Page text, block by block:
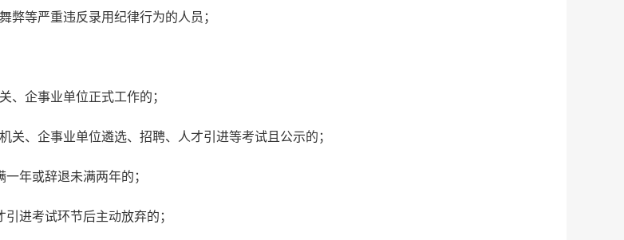
等严重违反录用纪律行为的人员；
企事业单位正式工作的；
、企事业单位遴选、招聘、人才引进等考试且公示的；
年或辞退未满两年的；
进考试环节后主动放弃的；